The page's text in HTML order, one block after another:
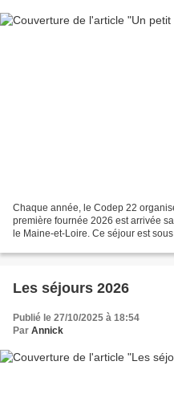
Chaque année, le Codep 22
première fournée 2026 est arrivée
le Maine-et-Loire. Ce séjour est
Les séjours 2026
Publié le 27/10/2025 à 18:54
Par Annick